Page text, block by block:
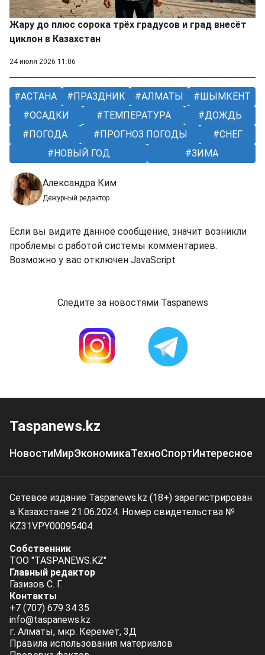
Жару до плюс сорока трёх градусов и град внесёт
циклон в Казахстан
24 июля 2026 11:06
АСТАНА ПРАЗДНИК АЛМАТЫ
ШЫМКЕНТ
ОСАДКИ
ТЕМПЕРАТУРА
ДОЖДЬ
ПОГОДА
ПРОГНОЗ ПОГОДЫ
СНЕГ
НОВЫЙ ГОД
ЗИМА
Александра Ким
Дежурный редактор
Если вы видите данное сообщение, значит возникли
проблемы с работой системы комментариев.
Возможно у вас отключен JavaScript
Следите за новостями Taspanews
Taspanews.kz
НовостиМирЭкономикаТехноСпортИнтересное
Сетевое издание Taspanews.kz (18+) зарегистрирован
в Казахстане 21.06.2024. Номер свидетельства №
KZ31VPY00095404.
Собственник
ТОО "TASPANEWS.KZ"
Главный редактор
Газизов С. Г.
Контакты
+7 (707) 679 34 35
info@taspanews.kz
г. Алматы, мкр. Керемет, 3Д
Правила использования материалов